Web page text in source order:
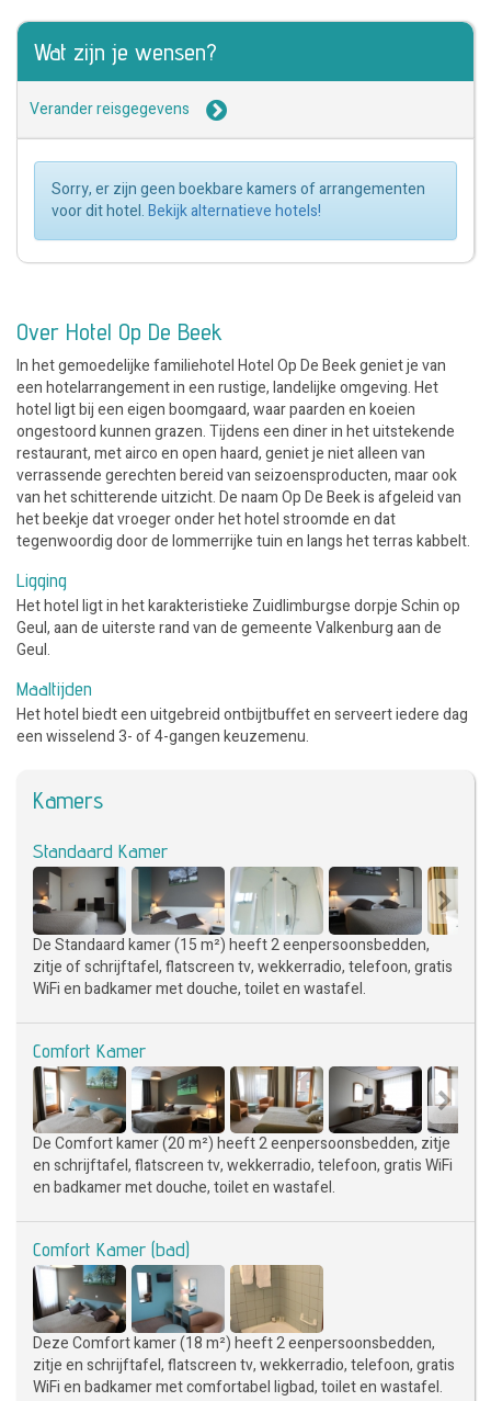
Wat zijn je wensen?
Verander reisgegevens
Sorry, er zijn geen boekbare kamers of arrangementen
voor dit hotel.Bekijk alternatieve hotels!
Over Hotel Op De Beek
In het gemoedelijke familiehotel Hotel Op De Beek geniet je van
een hotelarrangement in een rustige, landelijke omgeving. Het
hotel ligt bij een eigen boomgaard, waar paarden en koeien
ongestoord kunnen grazen. Tijdens een diner in het uitstekende
restaurant, met airco en open haard, geniet je niet alleen van
verrassende gerechten bereid van seizoensproducten, maar ook
van het schitterende uitzicht. De naam Op De Beek is afgeleid van
het beekje dat vroeger onder het hotel stroomde en dat
tegenwoordig door de lommerrijke tuin en langs het terras kabbelt.
Ligging
Het hotel ligt in het karakteristieke Zuidlimburgse dorpje Schin op
Geul, aan de uiterste rand van de gemeente Valkenburg aan de
Geul.
Maaltijden
Het hotel biedt een uitgebreid ontbijtbuffet en serveert iedere dag
een wisselend 3- of 4-gangen keuzemenu.
Kamers
Standaard Kamer
De Standaard kamer (15 m²) heeft 2 eenpersoonsbedden,
zitje of schrijftafel, flatscreen tv, wekkerradio, telefoon, gratis
WiFi en badkamer met douche, toilet en wastafel.
Comfort Kamer
De Comfort kamer (20 m²) heeft 2 eenpersoonsbedden, zitje
en schrijftafel, flatscreen tv, wekkerradio, telefoon, gratis WiFi
en badkamer met douche, toilet en wastafel.
Comfort Kamer (bad)
Deze Comfort kamer (18 m²) heeft 2 eenpersoonsbedden,
zitje en schrijftafel, flatscreen tv, wekkerradio, telefoon, gratis
WiFi en badkamer met comfortabel ligbad, toilet en wastafel.